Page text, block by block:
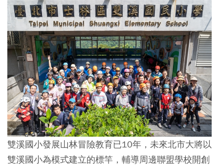
雙溪國小發展山林冒險教育已10年，未來北市大將以
雙溪國小為模式建立的標竿，輔導周邊聯盟學校開創